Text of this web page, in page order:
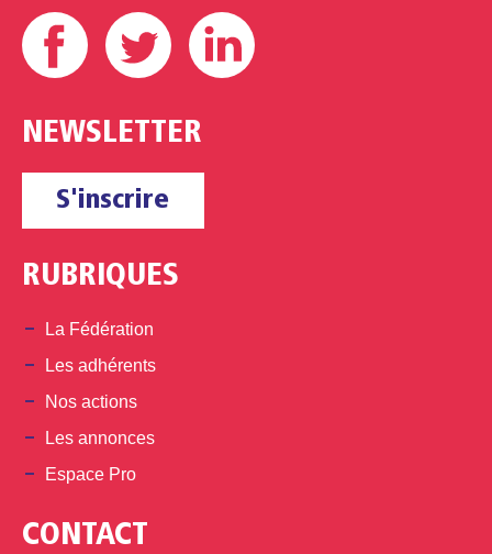
Facebook Twitter
NEWSLETTER
S'inscrire
RUBRIQUES
La Fédération
Les adhérents
Nos actions
Les annonces
Espace Pro
CONTACT